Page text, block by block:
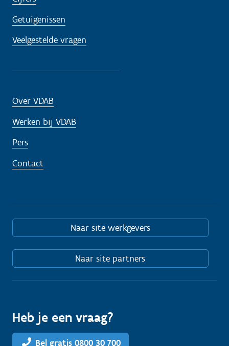
Getuigenissen
Veelgestelde vragen
Over VDAB
Werken bij VDAB
Pers
Contact
Naar site werkgevers
Naar site partners
Heb je een vraag?
Bel gratis 0800 30 700